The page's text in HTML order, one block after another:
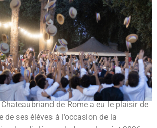
de Rome a eu le plaisir de
de ses élèves à l’occasion de la